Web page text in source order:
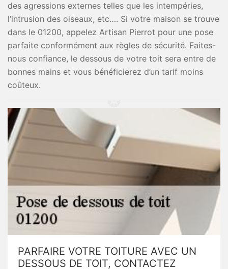
des agressions externes telles que les intempéries,
l’intrusion des oiseaux, etc…. Si votre maison se trouve
dans le 01200, appelez Artisan Pierrot pour une pose
parfaite conformément aux règles de sécurité. Faites-
nous confiance, le dessous de votre toit sera entre de
bonnes mains et vous bénéficierez d’un tarif moins
coûteux.
PARFAIRE VOTRE TOITURE AVEC UN
DESSOUS DE TOIT, CONTACTEZ